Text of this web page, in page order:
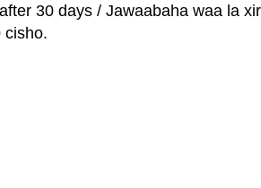
30 days / Jawaabaha waa la
cisho.